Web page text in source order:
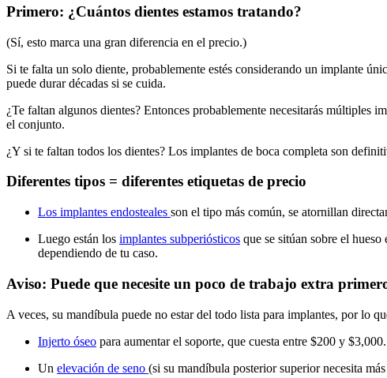
Primero: ¿Cuántos dientes estamos tratando?
(Sí, esto marca una gran diferencia en el precio.)
Si te falta un solo diente, probablemente estés considerando un implante
puede durar décadas si se cuida.
¿Te faltan algunos dientes? Entonces probablemente necesitarás múltiples
el conjunto.
¿Y si te faltan todos los dientes? Los implantes de boca completa son
Diferentes tipos = diferentes etiquetas de precio
Los implantes endosteales son el tipo más común, se atornillan
Luego están los implantes subperiósticos que se sitúan sobre el
dependiendo de tu caso.
Aviso: Puede que necesite un poco de trabajo extra
A veces, su mandíbula puede no estar del todo lista para implantes, por lo
Injerto óseo para aumentar el soporte, que cuesta entre $200 y $3,000.
Un elevación de seno (si su mandíbula posterior superior necesita